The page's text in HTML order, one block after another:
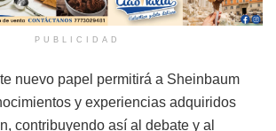
PUBLICIDAD
nuevo papel permitirá a Sheinbaum
y experiencias adquiridos
contribuyendo así al debate y al